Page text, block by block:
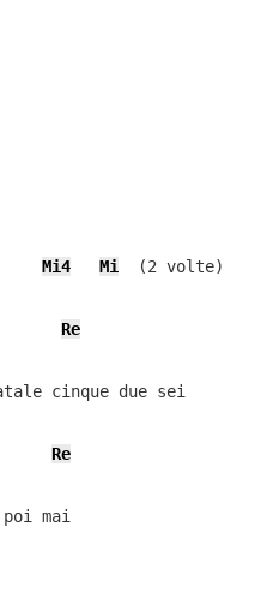
Mi4 Mi
  (2 volte)
Re
cinque due sei
Re
mai